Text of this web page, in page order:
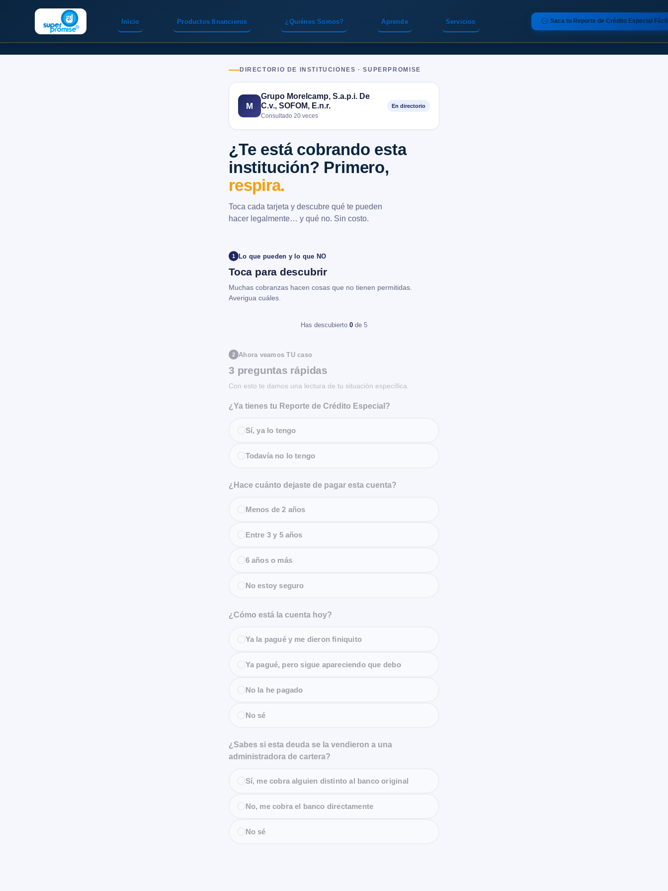
Inicio Servicios
Productos financieros ¿Quiénes Somos? Aprende Saca tu Reporte de Crédito Especial Fácil
DIRECTORIO DE INSTITUCIONES · SUPERPROMISE
M
Grupo Morelcamp, S.a.p.i. De
C.v., SOFOM, E.n.r.
Consultado 20 veces
En directorio
¿Te está cobrando esta
institución? Primero,
respira.
Toca cada tarjeta y descubre qué te pueden
hacer legalmente… y qué no. Sin costo.
1 Lo que pueden y lo que NO
Toca para descubrir
Muchas cobranzas hacen cosas que no tienen permitidas.
Averigua cuáles.
Has descubierto 0 de 5
2 Ahora veamos TU caso
3 preguntas rápidas
Con esto te damos una lectura de tu situación específica.
¿Ya tienes tu Reporte de Crédito Especial?
Sí, ya lo tengo
Todavía no lo tengo
¿Hace cuánto dejaste de pagar esta cuenta?
Menos de 2 años
Entre 3 y 5 años
6 años o más
No estoy seguro
¿Cómo está la cuenta hoy?
Ya la pagué y me dieron finiquito
Ya pagué, pero sigue apareciendo que debo
No la he pagado
No sé
¿Sabes si esta deuda se la vendieron a una
administradora de cartera?
Sí, me cobra alguien distinto al banco original
No, me cobra el banco directamente
No sé